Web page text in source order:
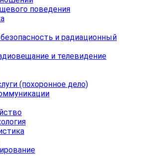
поведения
и радиационный
и телевидение
(похоронное дело)